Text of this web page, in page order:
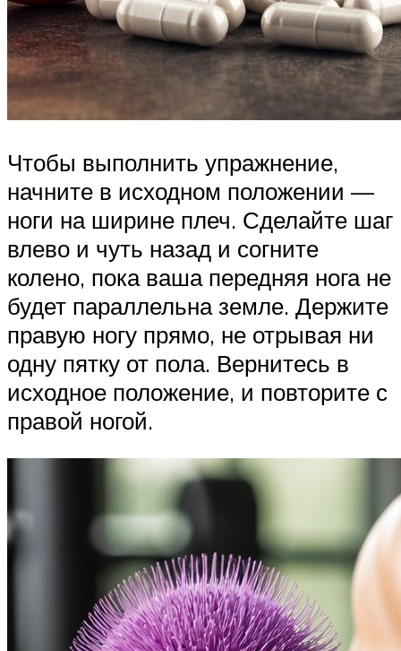
Чтобы выполнить упражнение,
начните в исходном положении —
ноги на ширине плеч. Сделайте шаг
влево и чуть назад и согните
колено, пока ваша передняя нога не
будет параллельна земле. Держите
правую ногу прямо, не отрывая ни
одну пятку от пола. Вернитесь в
исходное положение, и повторите с
правой ногой.